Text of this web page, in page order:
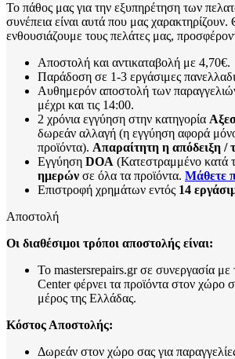
Το πάθος μας για την εξυπηρέτηση των
συνέπεια είναι αυτά που μας
ενθουσιάζουμε τους πελάτες μας,
Αποστολή και αντικαταβολή με 4,70€.
Παράδοση σε 1-3 εργάσιμες
Αυθημερόν αποστολή των
μέχρι και τις 14:00.
2 χρόνια εγγύηση στην κατηγορία
δωρεάν αλλαγή (η εγγύηση αφορά
προϊόντα). Απαραίτητη η απόδειξη /
Εγγύηση DOA (Κατεστραμμένο κατά
ημερών σε όλα τα προϊόντα. Μάθετε
Επιστροφή χρημάτων εντός 14
Αποστολή
Οι διαθέσιμοι τρόποι αποστολής είναι:
Το mastersrepairs.gr σε συνεργασία
Center φέρνει τα προϊόντα στον χώρο
μέρος της Ελλάδας.
Κόστος Αποστολής:
Δωρεάν στον χώρο σας για